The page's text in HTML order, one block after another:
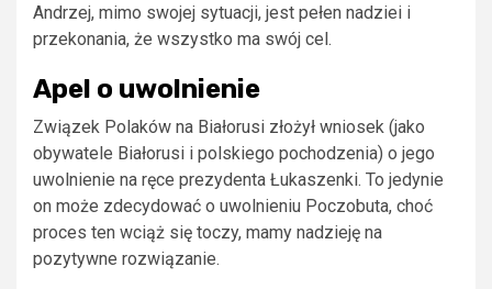
Andrzej, mimo swojej sytuacji, jest pełen nadziei i
przekonania, że wszystko ma swój cel.
Apel o uwolnienie
Związek Polaków na Białorusi złożył wniosek (jako
obywatele Białorusi i polskiego pochodzenia) o jego
uwolnienie na ręce prezydenta Łukaszenki. To jedynie
on może zdecydować o uwolnieniu Poczobuta, choć
proces ten wciąż się toczy, mamy nadzieję na
pozytywne rozwiązanie.